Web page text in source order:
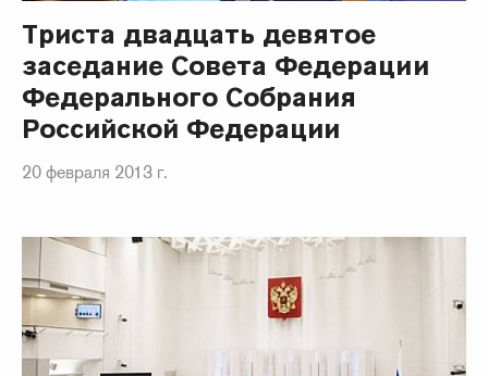
Триста двадцать девятое
заседание Совета Федерации
Федерального Собрания
Российской Федерации
20 февраля 2013 г.